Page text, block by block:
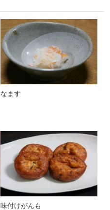
なます
味付けがんも